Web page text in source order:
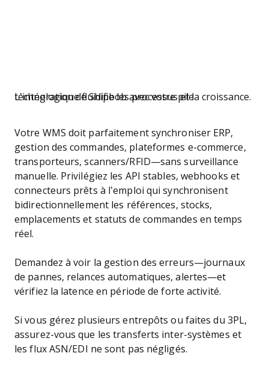
L’intégration de Shipbob avec votre pile technologique fluidifie les processus et la croissance.
Votre WMS doit parfaitement synchroniser ERP,
gestion des commandes, plateformes e-commerce,
transporteurs, scanners/RFID—sans surveillance
manuelle. Privilégiez les API stables, webhooks et
connecteurs prêts à l’emploi qui synchronisent
bidirectionnellement les références, stocks,
emplacements et statuts de commandes en temps
réel.
Demandez à voir la gestion des erreurs—journaux
de pannes, relances automatiques, alertes—et
vérifiez la latence en période de forte activité.
Si vous gérez plusieurs entrepôts ou faites du 3PL,
assurez-vous que les transferts inter-systèmes et
les flux ASN/EDI ne sont pas négligés.